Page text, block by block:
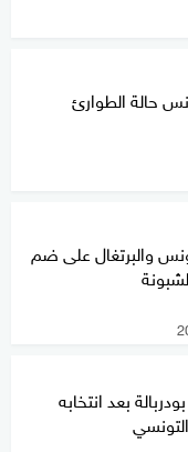
حالة الطوارئ
والبرتغال على ضم
بعد انتخابه